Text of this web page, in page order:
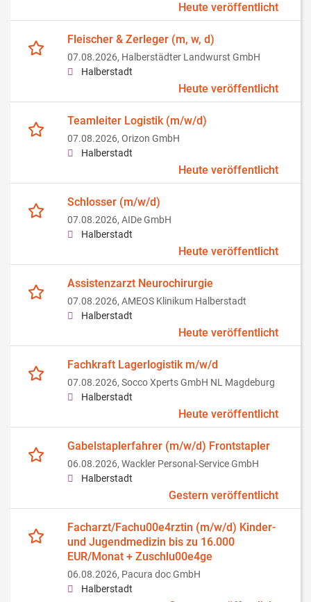
Heute veröffentlicht
Fleischer & Zerleger (m, w, d)
07.08.2026, Halberstädter Landwurst GmbH
Halberstadt
Heute veröffentlicht
Teamleiter Logistik (m/w/d)
07.08.2026, Orizon GmbH
Halberstadt
Heute veröffentlicht
Schlosser (m/w/d)
07.08.2026, AIDe GmbH
Halberstadt
Heute veröffentlicht
Assistenzarzt Neurochirurgie
07.08.2026, AMEOS Klinikum Halberstadt
Halberstadt
Heute veröffentlicht
Fachkraft Lagerlogistik m/w/d
07.08.2026, Socco Xperts GmbH NL Magdeburg
Halberstadt
Heute veröffentlicht
Gabelstaplerfahrer (m/w/d) Frontstapler
06.08.2026, Wackler Personal-Service GmbH
Halberstadt
Gestern veröffentlicht
Facharzt/Fachu00e4rztin (m/w/d) Kinder-
und Jugendmedizin bis zu 16.000
EUR/Monat + Zuschlu00e4ge
06.08.2026, Pacura doc GmbH
Halberstadt